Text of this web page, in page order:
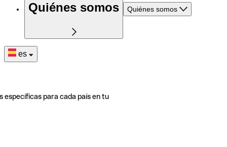
Quiénes somos Quiénes somos
es
específicas para cada país en tu